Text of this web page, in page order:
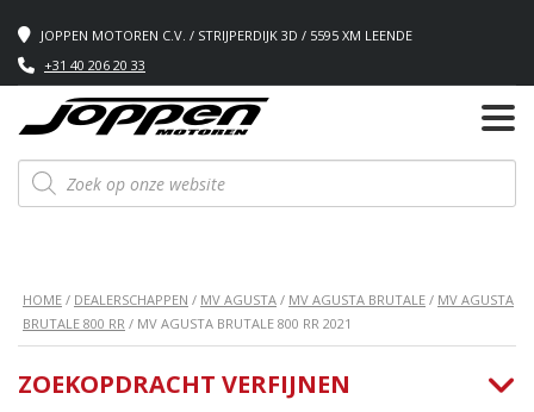
JOPPEN MOTOREN C.V. / STRIJPERDIJK 3D / 5595 XM LEENDE
+31 40 206 20 33
Producten
zoeken
HOME / DEALERSCHAPPEN / MV AGUSTA / MV AGUSTA BRUTALE / MV AGUSTA
BRUTALE 800 RR / MV AGUSTA BRUTALE 800 RR 2021
ZOEKOPDRACHT VERFIJNEN